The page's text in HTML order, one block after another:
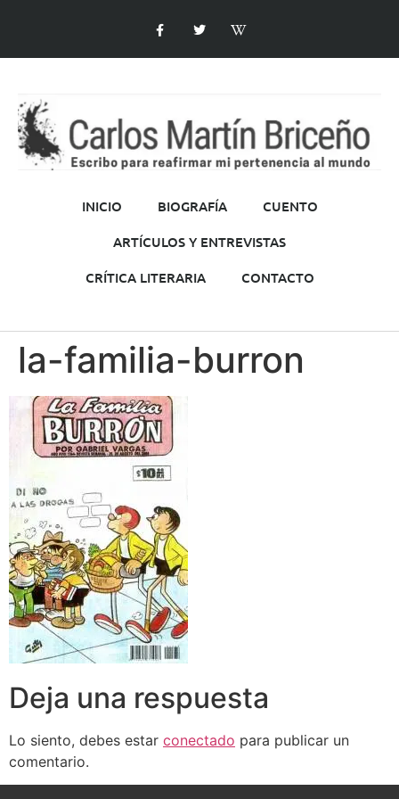
INICIO BIOGRAFÍA
CUENTO
ARTÍCULOS Y ENTREVISTAS
CRÍTICA LITERARIA
CONTACTO
la-familia-burron
Deja una respuesta
Lo siento, debes estar conectado para publicar un
comentario.